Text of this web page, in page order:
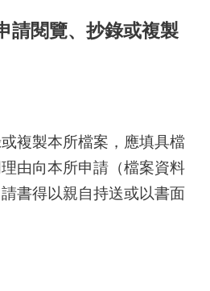
請閱覽、抄錄或複製
複製本所檔案，應填具檔
由向本所申請（檔案資料
書得以親自持送或以書面